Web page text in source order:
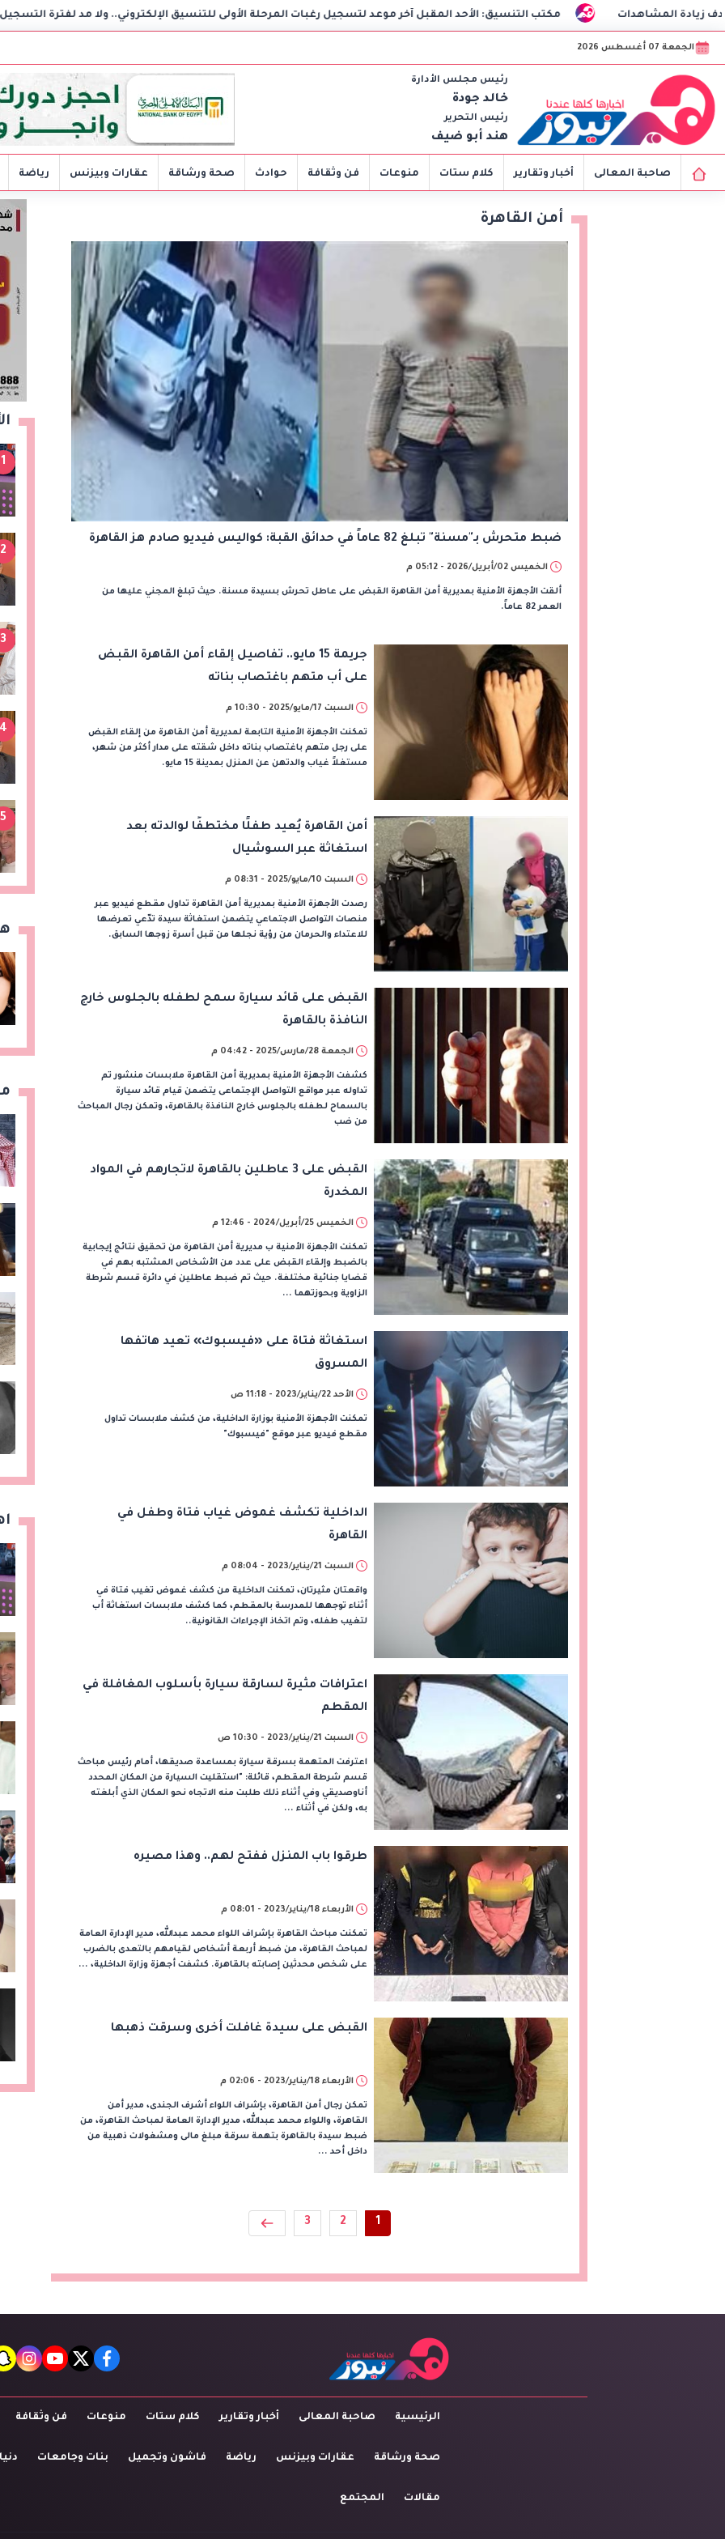
داليا مكتب التنسيق: الأحد المقبل آخر موعد لتسجيل رغبات المرحلة الأولى للتنسيق الإلكتروني.. ولا مد لفترة التسجيل
الجمعة 07 أغسطس 2026
رئيس مجلس الأدارة
خالد جودة
رئيس التحرير
هند أبو ضيف
صاحبة المعالى أخبار وتقارير كلام ستات منوعات فن وثقافة حوادث صحة ورشاقة عقارات وبيزنس رياضة
أمن القاهرة
ضبط متحرش بـ"مسنة" تبلغ 82 عاماً في حدائق القبة: كواليس فيديو صادم هز القاهرة
الخميس 02/أبريل/2026 - 05:12 م
ألقت الأجهزة الأمنية بمديرية أمن القاهرة القبض على عاطل تحرش بسيدة مسنة. حيث تبلغ المجني عليها من
العمر 82 عاماً.
جريمة 15 مايو.. تفاصيل إلقاء أمن القاهرة القبض
على أب متهم باغتصاب بناته
السبت 17/مايو/2025 - 10:30 م
تمكنت الأجهزة الأمنية التابعة لمديرية أمن القاهرة من إلقاء القبض
على رجل متهم باغتصاب بناته داخل شقته على مدار أكثر من شهر،
مستغلاً غياب والدتهن عن المنزل بمدينة 15 مايو.
أمن القاهرة يُعيد طفلًا مختطفًا لوالدته بعد
استغاثة عبر السوشيال
السبت 10/مايو/2025 - 08:31 م
رصدت الأجهزة الأمنية بمديرية أمن القاهرة تداول مقطع فيديو عبر
منصات التواصل الاجتماعي يتضمن استغاثة سيدة تدّعي تعرضها
للاعتداء والحرمان من رؤية نجلها من قبل أسرة زوجها السابق.
القبض على قائد سيارة سمح لطفله بالجلوس خارج
النافذة بالقاهرة
الجمعة 28/مارس/2025 - 04:42 م
كشفت الأجهزة الأمنية بمديرية أمن القاهرة ملابسات منشور تم
تداوله عبر مواقع التواصل الإجتماعى يتضمن قيام قائد سيارة
بالسماح لطفله بالجلوس خارج النافذة بالقاهرة، وتمكن رجال المباحث
من ضب
القبض على 3 عاطلين بالقاهرة لاتجارهم في المواد
المخدرة
الخميس 25/أبريل/2024 - 12:46 م
تمكنت الأجهزة الأمنية ب مديرية أمن القاهرة من تحقيق نتائج إيجابية
بالضبط وإلقاء القبض على عدد من الأشخاص المشتبه بهم في
قضايا جنائية مختلفة. حيث تم ضبط عاطلين في دائرة قسم شرطة
الزاوية وبحوزتهما ...
استغاثة فتاة على «فيسبوك» تعيد هاتفها
المسروق
الأحد 22/يناير/2023 - 11:18 ص
تمكنت الأجهزة الأمنية بوزارة الداخلية، من كشف ملابسات تداول
مقطع فيديو عبر موقع "فيسبوك"
الداخلية تكشف غموض غياب فتاة وطفل في
القاهرة
السبت 21/يناير/2023 - 08:04 م
واقعتان مثيرتان، تمكنت الداخلية من كشف غموض تغيب فتاة في
أثناء توجهها للمدرسة بالمقطم، كما كشف ملابسات استغاثة أب
لتغيب طفله، وتم اتخاذ الإجراءات القانونية..
اعترافات مثيرة لسارقة سيارة بأسلوب المغافلة في
المقطم
السبت 21/يناير/2023 - 10:30 ص
اعترفت المتهمة بسرقة سيارة بمساعدة صديقها، أمام رئيس مباحث
قسم شرطة المقطم، قائلة: "استقليت السيارة من المكان المحدد
أناوصديقي وفي أثناء ذلك طلبت منه الاتجاه نحو المكان الذي أبلغته
به، ولكن في أثناء ...
طرقوا باب المنزل ففتح لهم.. وهذا مصيره
الأربعاء 18/يناير/2023 - 08:01 م
تمكنت مباحث القاهرة بإشراف اللواء محمد عبدالله، مدير الإدارة العامة
لمباحث القاهرة، من ضبط أربعة أشخاص لقيامهم بالتعدى بالضرب
على شخص محدثين إصابته بالقاهرة. كشفت أجهزة وزارة الداخلية، ...
القبض على سيدة غافلت أخرى وسرقت ذهبها
الأربعاء 18/يناير/2023 - 02:06 م
تمكن رجال أمن القاهرة، بإشراف اللواء أشرف الجندى، مدير أمن
القاهرة، واللواء محمد عبدالله، مدير الإدارة العامة لمباحث القاهرة، من
ضبط سيدة بالقاهرة بتهمة سرقة مبلغ مالى ومشغولات ذهبية من
داخل أحد ...
1
2
3
1
2
3
4
5
facebook
twitter
youtube
الرئيسية صاحبة المعالى أخبار وتقارير كلام ستات منوعات فن وثقافة
صحة ورشاقة عقارات وبيزنس رياضة فاشون وتجميل بنات وجامعات
مقالات المجتمع